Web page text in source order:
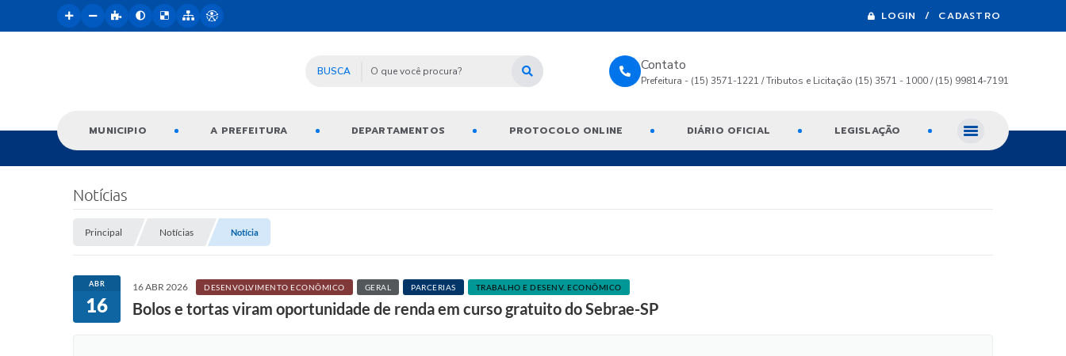
LOGIN / CADASTRO
BUSCA Contato
Prefeitura - (15) 3571-1221 / Tributos e Licitação (15) 3571 - 1000 / (15) 99814-7191
MUNICIPIO A PREFEITURA DEPARTAMENTOS PROTOCOLO ONLINE DIÁRIO OFICIAL LEGISLAÇÃO
Notícias
Principal Notícias Notícia
ABR
16
16 ABR 2026 DESENVOLVIMENTO ECONÔMICO GERAL PARCERIAS TRABALHO E DESENV. ECONÔMICO
Bolos e tortas viram oportunidade de renda em curso gratuito do Sebrae-SP